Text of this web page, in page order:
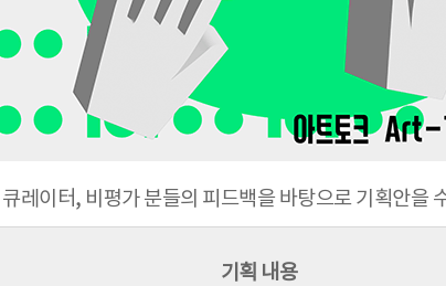
레이터, 비평가 분들의 피드백을 바탕으로 기획안을
기획 내용